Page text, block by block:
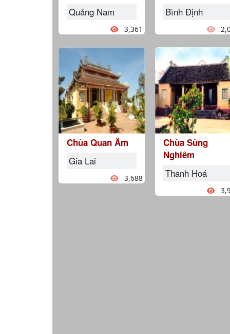
Quảng Nam
3,361
Chùa Quan Âm
Gia Lai
3,688
Bình Định
Chùa Sùng
Nghiêm
Thanh Hoá